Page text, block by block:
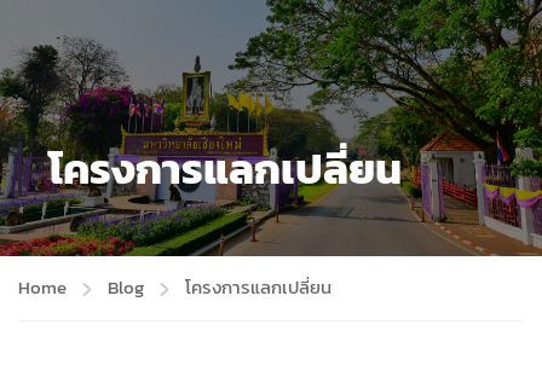
โครงการแลกเปลี่ยน
Home Blog โครงการแลกเปลี่ยน